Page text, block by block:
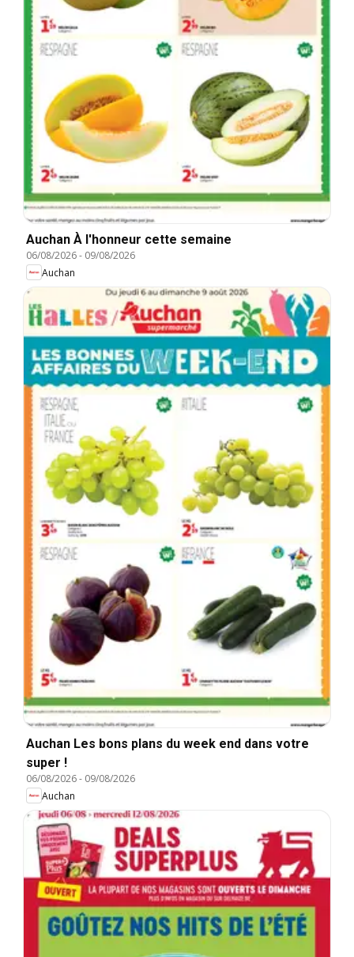
Auchan À l'honneur cette semaine
06/08/2026- 09/08/2026
Auchan
Auchan Les bons plans du week end dans votre
super !
06/08/2026- 09/08/2026
Auchan